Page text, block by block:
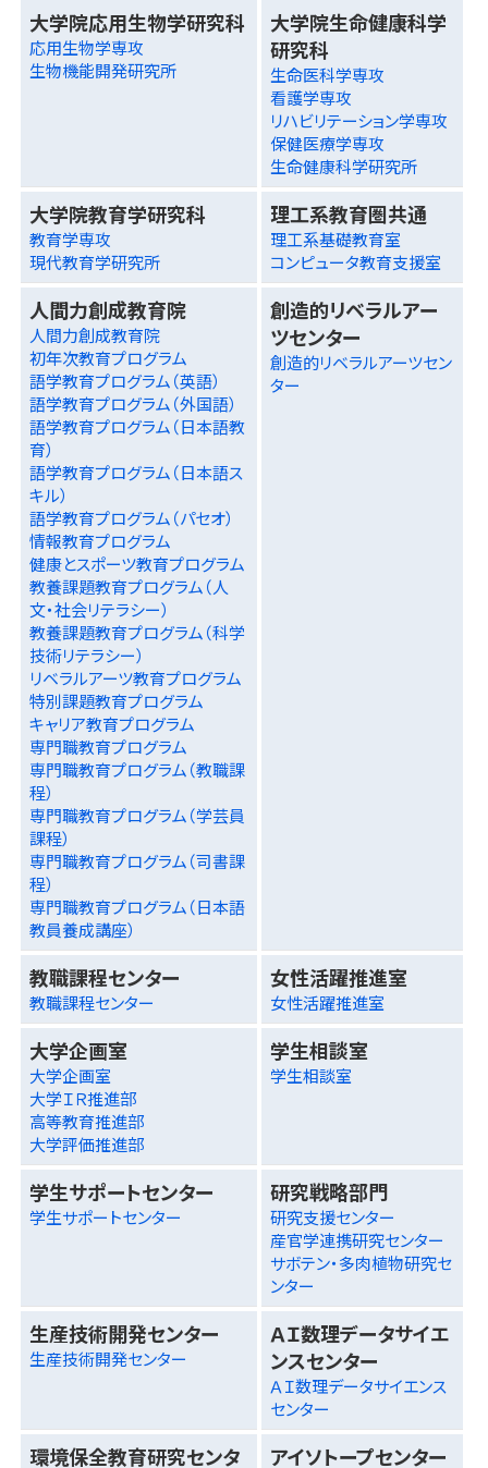
大学院応用生物学研究科
応用生物学専攻
生物機能開発研究所
大学院生命健康科学
研究科
生命医科学専攻
看護学専攻
リハビリテーション学専攻
保健医療学専攻
生命健康科学研究所
大学院教育学研究科
教育学専攻
現代教育学研究所
理工系教育圏共通
理工系基礎教育室
コンピュータ教育支援室
人間力創成教育院
人間力創成教育院
初年次教育プログラム
語学教育プログラム（英語）
語学教育プログラム（外国語）
語学教育プログラム（日本語教
育）
語学教育プログラム（日本語ス
キル）
語学教育プログラム（パセオ）
情報教育プログラム
健康とスポーツ教育プログラム
教養課題教育プログラム（人
文・社会リテラシー）
教養課題教育プログラム（科学
技術リテラシー）
リベラルアーツ教育プログラム
特別課題教育プログラム
キャリア教育プログラム
専門職教育プログラム
専門職教育プログラム（教職課
程）
専門職教育プログラム（学芸員
課程）
専門職教育プログラム（司書課
程）
専門職教育プログラム（日本語
教員養成講座）
創造的リベラルアー
ツセンター
創造的リベラルアーツセン
ター
教職課程センター
教職課程センター
女性活躍推進室
女性活躍推進室
大学企画室
大学企画室
大学ＩＲ推進部
高等教育推進部
大学評価推進部
学生相談室
学生相談室
学生サポートセンター
学生サポートセンター
研究戦略部門
研究支援センター
産官学連携研究センター
サボテン・多肉植物研究セ
ンター
生産技術開発センター
生産技術開発センター
ＡＩ数理データサイエ
ンスセンター
ＡＩ数理データサイエンス
センター
環境保全教育研究センタ
アイソトープセンター